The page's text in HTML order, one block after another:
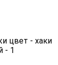
цвет - хаки
- 1